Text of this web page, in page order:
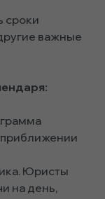
сроки
важные
Юристы
на день,